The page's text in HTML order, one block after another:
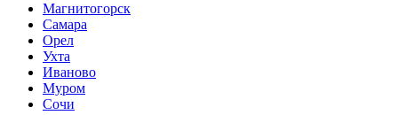
Магнитогорск
Самара
Орел
Ухта
Иваново
Муром
Сочи